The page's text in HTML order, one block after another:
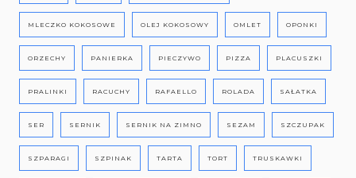
MLECZKO KOKOSOWE OLEJ KOKOSOWY OMLET OPONKI
ORZECHY PANIERKA PIECZYWO PIZZA PLACUSZKI
PRALINKI RACUCHY RAFAELLO ROLADA SAŁATKA
SER SERNIK SERNIK NA ZIMNO SEZAM SZCZUPAK
SZPARAGI SZPINAK TARTA TORT TRUSKAWKI